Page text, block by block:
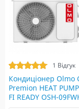
1 Відгук
Кондиціонер Olmo
Premion HEAT
FI READY OSH-